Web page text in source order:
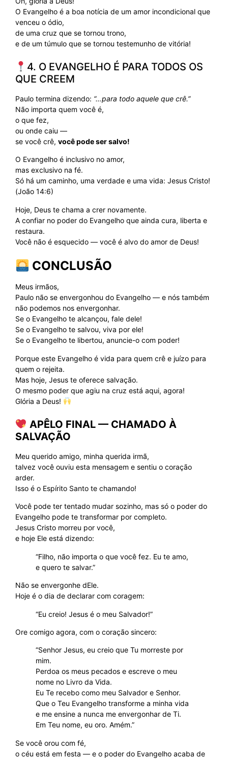
O Evangelho é a boa notícia de um amor incondicional que
venceu o ódio,
de uma cruz que se tornou trono,
e de um túmulo que se tornou testemunho de vitória!
4. O EVANGELHO É PARA TODOS OS
QUE CREEM
Paulo termina dizendo: “…para todo aquele que crê.”
Não importa quem você é,
o que fez,
ou onde caiu —
se você crê, você pode ser salvo!
O Evangelho é inclusivo no amor,
mas exclusivo na fé.
Só há um caminho, uma verdade e uma vida: Jesus Cristo!
(João 14:6)
Hoje, Deus te chama a crer novamente.
A confiar no poder do Evangelho que ainda cura, liberta e
restaura.
Você não é esquecido — você é alvo do amor de Deus!
CONCLUSÃO
Meus irmãos,
Paulo não se envergonhou do Evangelho — e nós também
não podemos nos envergonhar.
Se o Evangelho te alcançou, fale dele!
Se o Evangelho te salvou, viva por ele!
Se o Evangelho te libertou, anuncie-o com poder!
Porque este Evangelho é vida para quem crê e juízo para
quem o rejeita.
Mas hoje, Jesus te oferece salvação.
O mesmo poder que agiu na cruz está aqui, agora!
Glória a Deus!
APÊLO FINAL — CHAMADO À
SALVAÇÃO
Meu querido amigo, minha querida irmã,
talvez você ouviu esta mensagem e sentiu o coração
arder.
Isso é o Espírito Santo te chamando!
Você pode ter tentado mudar sozinho, mas só o poder do
Evangelho pode te transformar por completo.
Jesus Cristo morreu por você,
e hoje Ele está dizendo:
“Filho, não importa o que você fez. Eu te amo,
e quero te salvar.”
Não se envergonhe dEle.
Hoje é o dia de declarar com coragem:
“Eu creio! Jesus é o meu Salvador!”
Ore comigo agora, com o coração sincero:
“Senhor Jesus, eu creio que Tu morreste por
mim.
Perdoa os meus pecados e escreve o meu
nome no Livro da Vida.
Eu Te recebo como meu Salvador e Senhor.
Que o Teu Evangelho transforme a minha vida
e me ensine a nunca me envergonhar de Ti.
Em Teu nome, eu oro. Amém.”
Se você orou com fé,
o céu está em festa — e o poder do Evangelho acaba de